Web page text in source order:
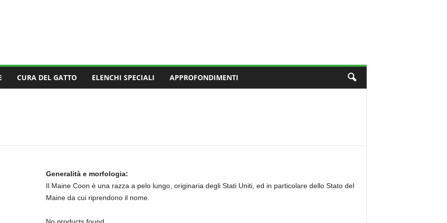
CURA DEL GATTO ELENCHI SPECIALI APPROFONDIMENTI
Generalità e morfologia:
Il Maine Coon è una razza a pelo lungo, originaria degli Stati Uniti, ed in particolare dello Stato del
Maine da cui riprendono il nome.